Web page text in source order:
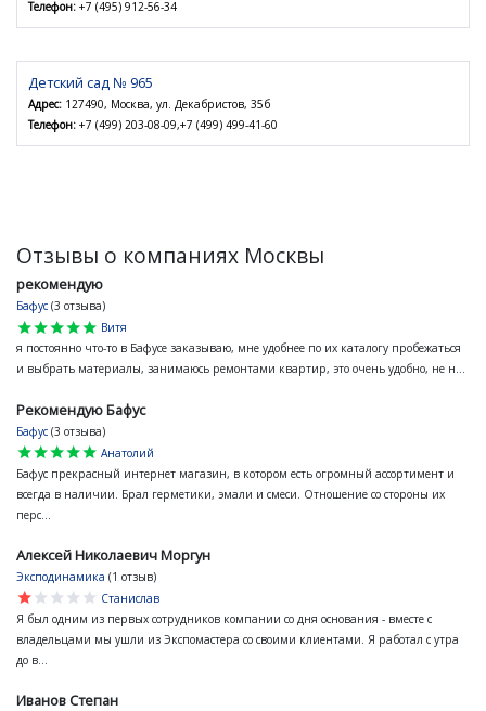
Телефон: +7 (495) 912-56-34
Детский сад № 965
Адрес: 127490, Москва, ул. Декабристов, 35б
Телефон: +7 (499) 203-08-09,+7 (499) 499-41-60
Отзывы о компаниях Москвы
рекомендую
Бафус (3 отзыва)
star
star
star
star
star
Витя
я постоянно что-то в Бафусе заказываю, мне удобнее по их каталогу пробежаться
и выбрать материалы, занимаюсь ремонтами квартир, это очень удобно, не н...
Рекомендую Бафус
Бафус (3 отзыва)
star
star
star
star
star
Анатолий
Бафус прекрасный интернет магазин, в котором есть огромный ассортимент и
всегда в наличии. Брал герметики, эмали и смеси. Отношение со стороны их
перс...
Алексей Николаевич Моргун
Эксподинамика (1 отзыв)
star
star
star
star
star
Станислав
Я был одним из первых сотрудников компании со дня основания - вместе с
владельцами мы ушли из Экспомастера со своими клиентами. Я работал с утра
до в...
Иванов Степан